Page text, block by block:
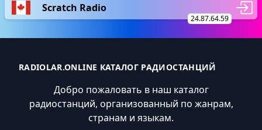
Scratch Radio
24.87.64.59
RADIOLAR.ONLINE КАТАЛОГ РАДИОСТАНЦИЙ
Добро пожаловать в наш каталог
радиостанций, организованный по жанрам,
странам и языкам.